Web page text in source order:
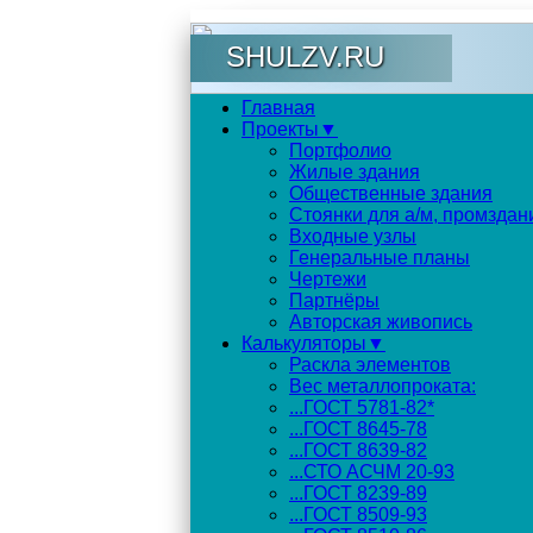
SHULZV.RU
Главная
Проекты▼
Портфолио
Жилые здания
Общественные здания
Стоянки для а/м,
Входные узлы
Генеральные планы
Чертежи
Партнёры
Авторская живопись
Калькуляторы▼
Раскла элементов
Вес металлопроката:
...ГОСТ 5781-82*
...ГОСТ 8645-78
...ГОСТ 8639-82
...СТО АСЧМ 20-93
...ГОСТ 8239-89
...ГОСТ 8509-93